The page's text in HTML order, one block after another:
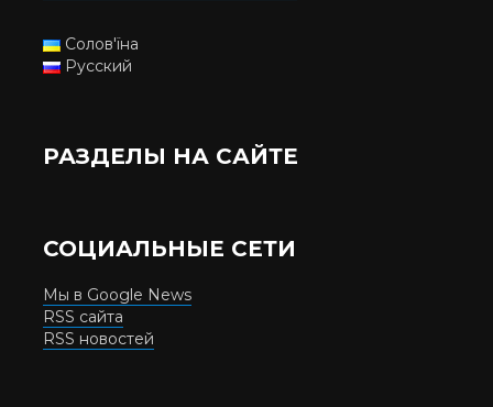
Солов'їна
Русский
РАЗДЕЛЫ НА САЙТЕ
СОЦИАЛЬНЫЕ СЕТИ
Мы в Google News
RSS сайта
RSS новостей